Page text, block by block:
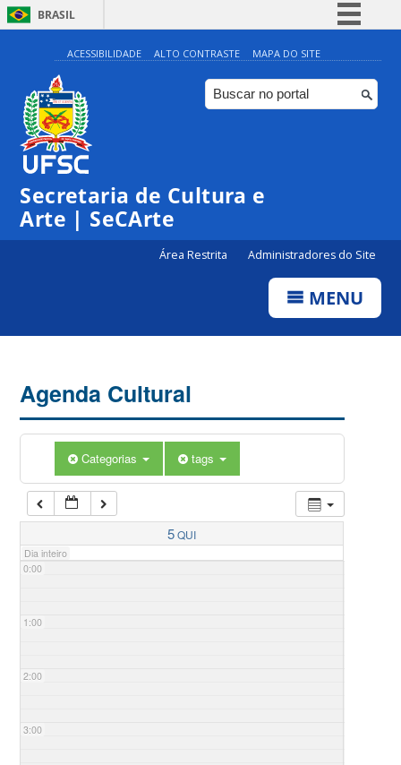
BRASIL
Simplifique!
Comunica BR
Participe
ACESSIBILIDADE ALTO CONTRASTE MAPA DO SITE
Secretaria de Cultura e
Arte | SeCArte
Área Restrita Administradores do Site
MENU
Agenda Cultural
Categorias tags
5QUI
Dia inteiro
0:00
1:00
2:00
3:00